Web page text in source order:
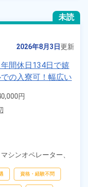
未読
2026年8月3日更新
間休日134日で嬉
の入寮可！幅広い
マイカー・バイ
もあり！正社員登
円
マシンオペレーター、
資格・経験不問